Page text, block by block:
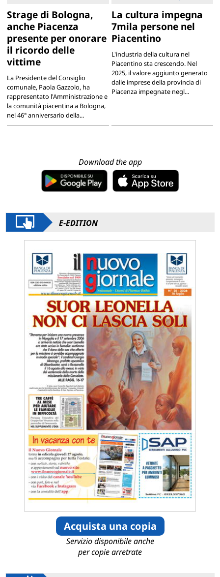
Strage di Bologna,
anche Piacenza
presente per onorare
il ricordo delle
vittime
La Presidente del Consiglio
comunale, Paola Gazzolo, ha
rappresentato l'Amministrazione e
la comunità piacentina a Bologna,
nel 46° anniversario della...
La cultura impegna
7mila persone nel
Piacentino
L'industria della cultura nel
Piacentino sta crescendo. Nel
2025, il valore aggiunto generato
dalle imprese della provincia di
Piacenza impegnate negl...
Download the app
E-EDITION
Acquista una copia
Servizio disponibile anche
per copie arretrate